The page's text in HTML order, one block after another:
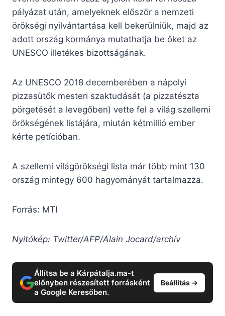
pályázat után, amelyeknek először a nemzeti
örökségi nyilvántartása kell bekerülniük, majd az
adott ország kormánya mutathatja be őket az
UNESCO illetékes bizottságának.
Az UNESCO 2018 decemberében a nápolyi
pizzasütők mesteri szaktudását (a pizzatészta
pörgetését a levegőben) vette fel a világ szellemi
örökségének listájára, miután kétmillió ember
kérte petícióban.
A szellemi világörökségi lista már több mint 130
ország mintegy 600 hagyományát tartalmazza.
Forrás: MTI
Nyitókép: Twitter/AFP/Alain Jocard/archív
Állítsa be a Kárpátalja.ma-t
előnyben részesített forrásként
a Google Keresőben.
Beállítás →